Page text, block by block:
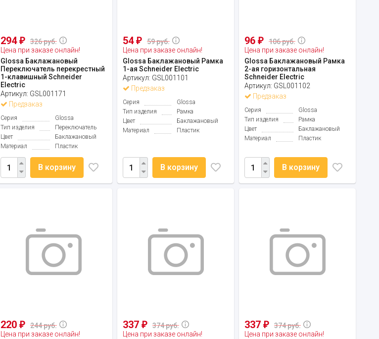
294₽
326 руб.
Цена при заказе онлайн!
Glossa Баклажановый
Переключатель перекрестный
1-клавишный Schneider
Electric
Артикул: GSL001171
Предзаказ
Серия
Glossa
Тип изделия
Переключатель
Цвет
Баклажановый
Материал
Пластик
В корзину
54 ₽
59 руб.
Цена при заказе онлайн!
Glossa Баклажановый Рамка
1-ая Schneider Electric
Артикул: GSL001101
Предзаказ
Серия
Glossa
Тип изделия
Рамка
Цвет
Баклажановый
Материал
Пластик
В корзину
96 ₽
106 руб.
Цена при заказе онлайн!
Glossa Баклажановый Рамка
2-ая горизонтальная
Schneider Electric
Артикул: GSL001102
Предзаказ
Серия
Glossa
Тип изделия
Рамка
Цвет
Баклажановый
Материал
Пластик
В корзину
220₽
244 руб.
Цена при заказе онлайн!
337 ₽
374 руб.
Цена при заказе онлайн!
337 ₽
374 руб.
Цена при заказе онлайн!